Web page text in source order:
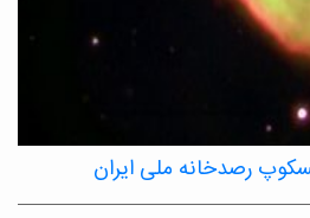
رصدخانه ملی ایران